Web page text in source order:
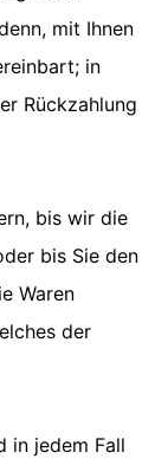
mit Ihnen
in
Rückzahlung
bis wir die
bis Sie den
Waren
der
in jedem Fall